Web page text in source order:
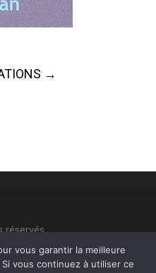
→
réservés.
légales ⎮Politique de
vous garantir la meilleure
vous continuez à utiliser ce